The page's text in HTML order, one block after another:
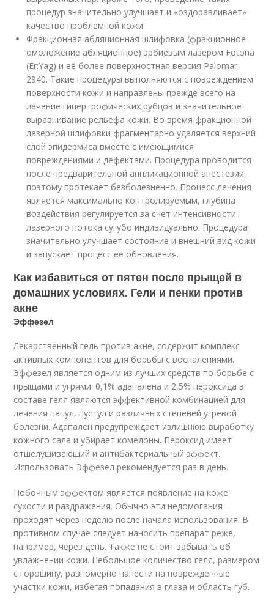
процедур значительно улучшает и «оздоравливает»
качество проблемной кожи.
Фракционная абляционная шлифовка (фракционное
омоложение абляционное) эрбиевым лазером Fotona
(Er:Yag) и её более поверхностная версия Palomar
2940. Такие процедуры выполняются с повреждением
поверхности кожи и направлены прежде всего на
лечение гипертрофических рубцов и значительное
выравнивание рельефа кожи. Во время фракционной
лазерной шлифовки фрагментарно удаляется верхний
слой эпидермиса вместе с имеющимися
повреждениями и дефектами. Процедура проводится
после предварительной аппликационной анестезии,
поэтому протекает безболезненно. Процесс лечения
является максимально контролируемым, глубина
воздействия регулируется за счет интенсивности
лазерного потока сугубо индивидуально. Процедура
значительно улучшает состояние и внешний вид кожи
и запускает процесс ее обновления.
Как избавиться от пятен после прыщей в
домашних условиях. Гели и пенки против
акне
Эффезел
Лекарственный гель против акне, содержит комплекс
активных компонентов для борьбы с воспалениями.
Эффезел является одним из лучших средств по борьбе с
прыщами и угрями. 0,1% адапалена и 2,5% пероксида в
составе геля являются эффективной комбинацией для
лечения папул, пустул и различных степеней угревой
болезни. Адапален предупреждает излишнюю выработку
кожного сала и убирает комедоны. Пероксид имеет
отшелушивающий и антибактериальный эффект.
Использовать Эффезел рекомендуется раз в день.
Побочным эффектом является появление на коже
сухости и раздражения. Обычно эти недомогания
проходят через неделю после начала использования. В
противном случае следует наносить препарат реже,
например, через день. Также не стоит забывать об
увлажнении кожи. Небольшое количество геля, размером
с горошину, равномерно нанести на поврежденные
участки кожи, избегая попадания в глаза и область губ.